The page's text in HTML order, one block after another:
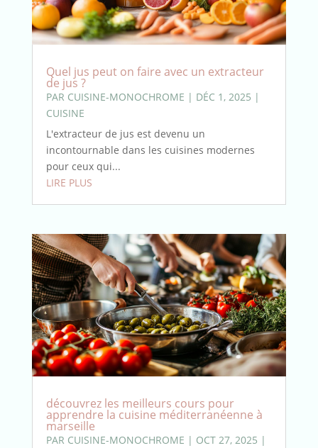
Quel jus peut on faire avec un extracteur
de jus ?
PAR CUISINE-MONOCHROME | DÉC 1, 2025 |
CUISINE
L'extracteur de jus est devenu un
incontournable dans les cuisines modernes
pour ceux qui...
LIRE PLUS
découvrez les meilleurs cours pour
apprendre la cuisine méditerranéenne à
marseille
PAR CUISINE-MONOCHROME | OCT 27, 2025 |